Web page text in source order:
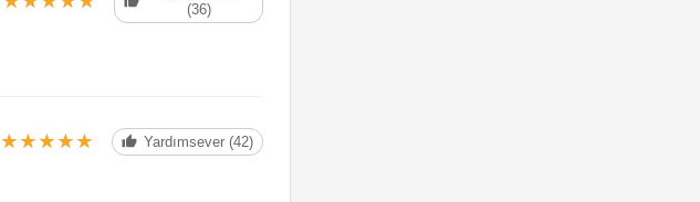
(36)
★★★★★
★★★★★ Yardımsever (42)